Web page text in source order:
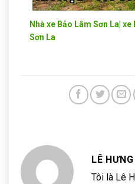
Nhà xe Bảo Lâm Sơn La|
Sơn La
LÊ HƯNG
Tôi là Lê